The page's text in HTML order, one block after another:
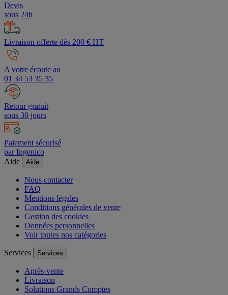
Devis
sous 24h
Livraison offerte dès 200 € HT
A votre écoute au
01 34 53 35 35
Retour gratuit
sous 30 jours
Paiement sécurisé
par Ingenico
Aide
Aide
Nous contacter
FAQ
Mentions légales
Conditions générales de vente
Gestion des cookies
Données personnelles
Voir toutes nos catégories
Services Services
Après-vente
Livraison
Solutions Grands Comptes